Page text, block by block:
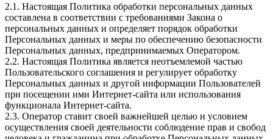
2.1. Настоящая Политика обработки персональных данных
составлена в соответствии с требованиями Закона о
персональных данных и определяет порядок обработки
Персональных данных и меры по обеспечению безопасности
Персональных данных, предпринимаемых Оператором.
2.2. Настоящая Политика является неотъемлемой частью
Пользовательского соглашения и регулирует обработку
Персональных данных и другой информации Пользователей
при посещении ими Интернет-сайта или использования
функционала Интернет-сайта.
2.3. Оператор ставит своей важнейшей целью и условием
осуществления своей деятельности соблюдение прав и свобод